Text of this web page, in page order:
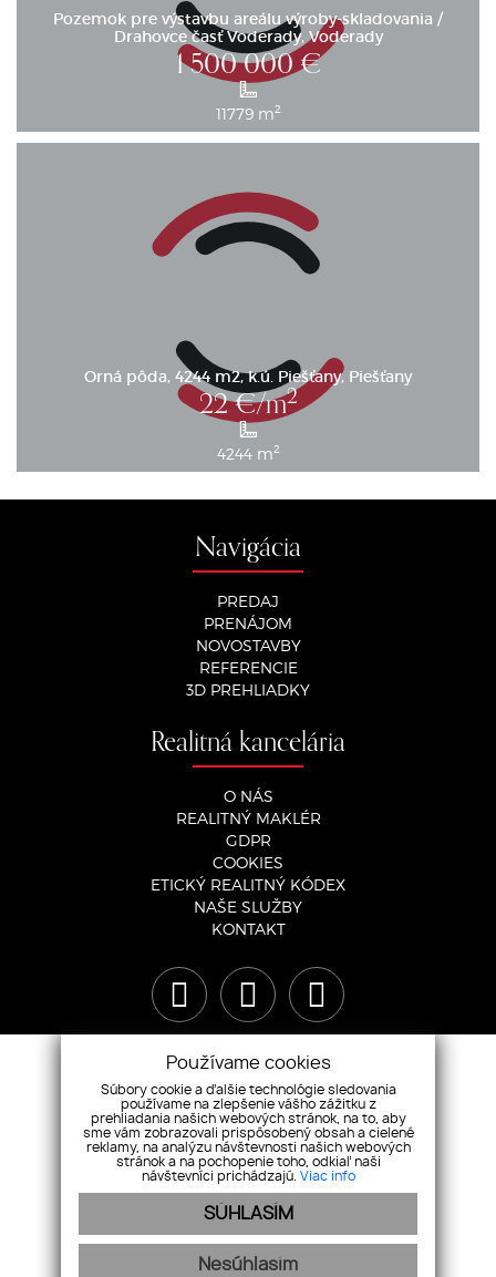
Pozemok pre výstavbu areálu výroby-skladovania /
Drahovce časť Voderady, Voderady
1 500 000€
11779 m2
Orná pôda, 4244 m2, k.ú. Piešťany, Piešťany
22€/m2
4244 m2
Navigácia
PREDAJ
PRENÁJOM
NOVOSTAVBY
REFERENCIE
3D PREHLIADKY
Realitná kancelária
O NÁS
REALITNÝ MAKLÉR
GDPR
COOKIES
ETICKÝ REALITNÝ KÓDEX
NAŠE SLUŽBY
KONTAKT
+421 948 119 119| info@r1reality.sk
Používame cookies
Súbory cookie a ďalšie technológie sledovania
používame na zlepšenie vášho zážitku z
prehliadania našich webových stránok, na to, aby
sme vám zobrazovali prispôsobený obsah a cielené
reklamy, na analýzu návštevnosti našich webových
stránok a na pochopenie toho, odkiaľ naši
návštevníci prichádzajú. Viac info
SÚHLASÍM
Nesúhlasím